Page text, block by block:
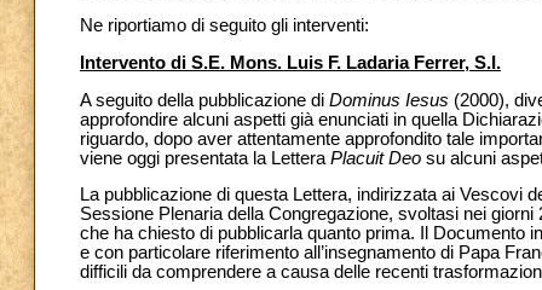
Ne riportiamo di seguito gli interventi:
Intervento di S.E. Mons. Luis F. Ladaria Ferrer, S.I.
A seguito della pubblicazione di Dominus Iesus (2000),
approfondire alcuni aspetti già enunciati in quella
riguardo, dopo aver attentamente approfondito tale
viene oggi presentata la Lettera Placuit Deo su alcuni
La pubblicazione di questa Lettera, indirizzata ai Vescovi
Sessione Plenaria della Congregazione, svoltasi nei
che ha chiesto di pubblicarla quanto prima. Il Documento
e con particolare riferimento all’insegnamento di Papa
difficili da comprendere a causa delle recenti